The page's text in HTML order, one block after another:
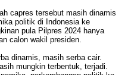
capres tersebut masih dinamis
politik di Indonesia ke
pula Pilpres 2024 hanya
calon wakil presiden.
dinamis, masih serba cair.
mungkin terbentuk, terjadi.